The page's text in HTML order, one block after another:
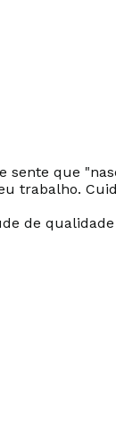
que
trabalho.
de